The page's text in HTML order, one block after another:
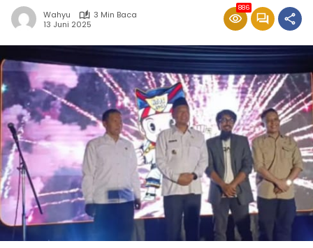
Wahyu
3 Min Baca
13 Juni 2025
886